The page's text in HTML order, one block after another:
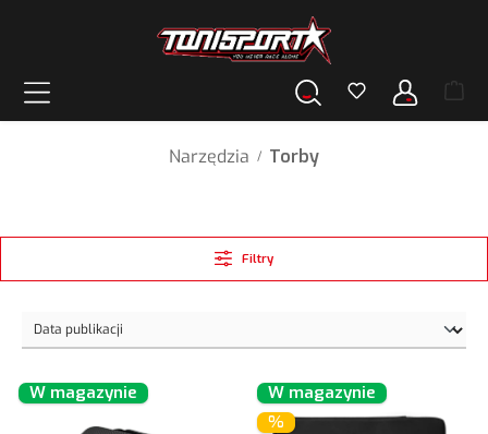
Narzędzia / Torby
Filtry
W magazynie
W magazynie
%